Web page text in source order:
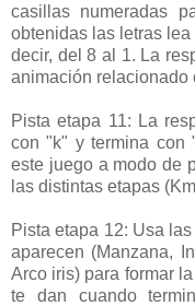
casillas numeradas
obtenidas las letras
decir, del 8 al 1. La
animación relacionado
Pista etapa 11: La
con "k" y termina con
este juego a modo de
las distintas etapas
Pista etapa 12: Usa
aparecen (Manzana,
Arco iris) para formar
te dan cuando